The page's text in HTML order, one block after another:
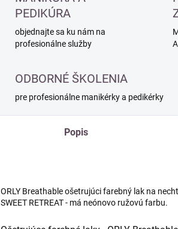
PEDIKÚRA
objednajte sa ku nám na
profesionálne služby
ODBORNÉ ŠKOLENIA
pre profesionálne manikérky a pedikérky
Popis
ORLY Breathable ošetrujúci farebný lak na
SWEET RETREAT - má neónovo ružovú farbu.